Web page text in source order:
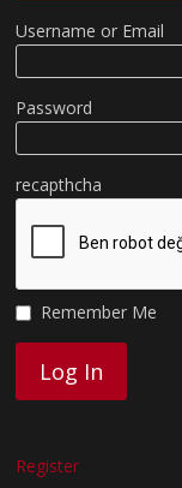
Username or Email
Password
recapthcha
Remember Me
Register